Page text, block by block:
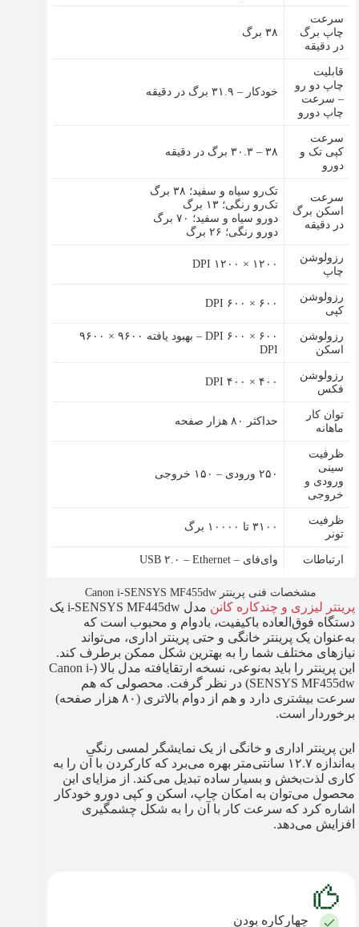
سرعت
چاپ برگ
در دقیقه
۳۸ برگ
قابلیت
چاپ دو رو
– سرعت
چاپ دورو
خودکار – ۳۱.۹ برگ در دقیقه
سرعت
کپی تک و
دورو
۳۸ – ۳۰.۳ برگ در دقیقه
سرعت
اسکن برگ
در دقیقه
تک‌رو سیاه و سفید؛ ۳۸ برگ
تک‌رو رنگی؛ ۱۳ برگ
دورو سیاه و سفید؛ ۷۰ برگ
دورو رنگی؛ ۲۶ برگ
رزولوشن
چاپ
۱۲۰۰ × ۱۲۰۰ DPI
رزولوشن
کپی
DPI ۶۰۰ × ۶۰۰
رزولوشن
اسکن
۶۰۰ × ۶۰۰ DPI – بهبود یافته ۹۶۰۰ × ۹۶۰۰
DPI
رزولوشن
فکس
DPI ۴۰۰ × ۴۰۰
توان کار
ماهانه
حداکثر ۸۰ هزار صفحه
ظرفیت
سینی
ورودی و
خروجی
۲۵۰ ورودی – ۱۵۰ خروجی
ظرفیت
تونر
۳۱۰۰ تا ۱۰۰۰۰ برگ
ارتباطات وای‌فای – USB ۲.۰ – Ethernet
مشخصات فنی پرینتر Canon i-SENSYS MF455dw
پرینتر لیزری و چندکاره کانن
مدل i-SENSYS MF445dw یک
دستگاه فوق‌العاده باکیفیت، بادوام و محبوب است که
به‌عنوان یک پرینتر خانگی و حتی پرینتر اداری، می‌تواند
نیازهای مختلف شما را به بهترین شکل ممکن برطرف کند.
این پرینتر را باید به‌نوعی، نسخه ارتقایافته مدل بالا (Canon i-
SENSYS MF455dw) در نظر گرفت. محصولی که هم
سرعت بیشتری دارد و هم از دوام بالاتری (۸۰ هزار صفحه)
برخوردار است.
این پرینتر اداری و خانگی از یک نمایشگر لمسی رنگی
به‌اندازه ۱۲.۷ سانتی‌متر بهره می‌برد که کارکردن با آن را به
کاری لذت‌بخش و بسیار ساده تبدیل می‌کند. از مزایای این
محصول می‌توان به امکان چاپ، اسکن و کپی دورو خودکار
اشاره کرد که سرعت کار با آن را به شکل چشمگیری
افزایش می‌دهد.
چهارکاره بودن